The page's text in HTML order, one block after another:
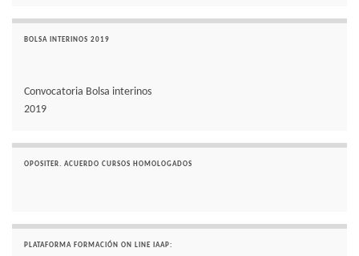
BOLSA INTERINOS 2019
Convocatoria Bolsa interinos
2019
OPOSITER. ACUERDO CURSOS HOMOLOGADOS
PLATAFORMA FORMACIÓN ON LINE IAAP: